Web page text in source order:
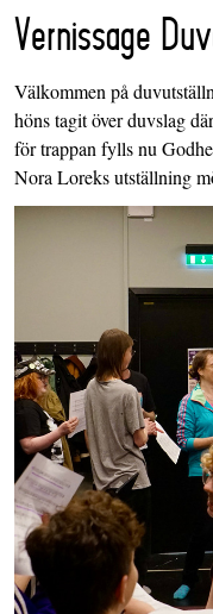
Vernissage
Välkommen på
höns tagit över duvslag
för trappan fylls nu
Nora Loreks utställning